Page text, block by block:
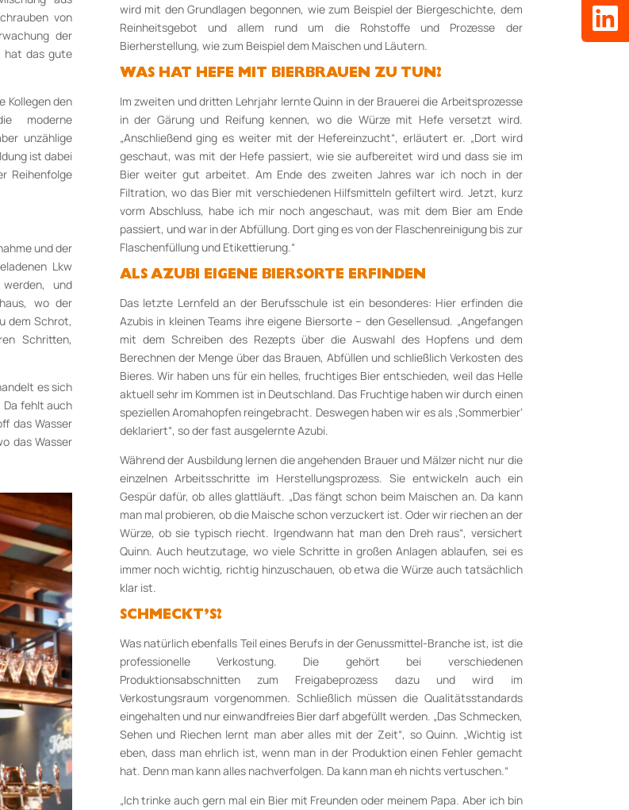
von
der
hat das gute
Kollegen den
moderne
unzählige
ist dabei
Reihenfolge
und der
Lkw
und
wo der
dem Schrot,
Schritten,
es sich
Da fehlt auch
das Wasser
das Wasser
wird mit den Grundlagen begonnen, wie zum Beispiel der Biergeschichte, dem
Reinheitsgebot und allem rund um die Rohstoffe und Prozesse der
Bierherstellung, wie zum Beispiel dem Maischen und Läutern.
WAS HAT HEFE MIT BIERBRAUEN ZU TUN?
Im zweiten und dritten Lehrjahr lernte Quinn in der Brauerei die Arbeitsprozesse
in der Gärung und Reifung kennen, wo die Würze mit Hefe versetzt wird.
„Anschließend ging es weiter mit der Hefereinzucht“, erläutert er. „Dort wird
geschaut, was mit der Hefe passiert, wie sie aufbereitet wird und dass sie im
Bier weiter gut arbeitet. Am Ende des zweiten Jahres war ich noch in der
Filtration, wo das Bier mit verschiedenen Hilfsmitteln gefiltert wird. Jetzt, kurz
vorm Abschluss, habe ich mir noch angeschaut, was mit dem Bier am Ende
passiert, und war in der Abfüllung. Dort ging es von der Flaschenreinigung bis zur
Flaschenfüllung und Etikettierung.“
ALS AZUBI EIGENE BIERSORTE ERFINDEN
Das letzte Lernfeld an der Berufsschule ist ein besonderes: Hier erfinden die
Azubis in kleinen Teams ihre eigene Biersorte – den Gesellensud. „Angefangen
mit dem Schreiben des Rezepts über die Auswahl des Hopfens und dem
Berechnen der Menge über das Brauen, Abfüllen und schließlich Verkosten des
Bieres. Wir haben uns für ein helles, fruchtiges Bier entschieden, weil das Helle
aktuell sehr im Kommen ist in Deutschland. Das Fruchtige haben wir durch einen
speziellen Aromahopfen reingebracht. Deswegen haben wir es als ‚Sommerbier‘
deklariert“, so der fast ausgelernte Azubi.
Während der Ausbildung lernen die angehenden Brauer und Mälzer nicht nur die
einzelnen Arbeitsschritte im Herstellungsprozess. Sie entwickeln auch ein
Gespür dafür, ob alles glattläuft. „Das fängt schon beim Maischen an. Da kann
man mal probieren, ob die Maische schon verzuckert ist. Oder wir riechen an der
Würze, ob sie typisch riecht. Irgendwann hat man den Dreh raus“, versichert
Quinn. Auch heutzutage, wo viele Schritte in großen Anlagen ablaufen, sei es
immer noch wichtig, richtig hinzuschauen, ob etwa die Würze auch tatsächlich
klar ist.
SCHMECKT’S?
Was natürlich ebenfalls Teil eines Berufs in der Genussmittel-Branche ist, ist die
professionelle Verkostung. Die gehört bei verschiedenen
Produktionsabschnitten zum Freigabeprozess dazu und wird im
Verkostungsraum vorgenommen. Schließlich müssen die Qualitätsstandards
eingehalten und nur einwandfreies Bier darf abgefüllt werden. „Das Schmecken,
Sehen und Riechen lernt man aber alles mit der Zeit“, so Quinn. „Wichtig ist
eben, dass man ehrlich ist, wenn man in der Produktion einen Fehler gemacht
hat. Denn man kann alles nachverfolgen. Da kann man eh nichts vertuschen.“
„Ich trinke auch gern mal ein Bier mit Freunden oder meinem Papa. Aber ich bin